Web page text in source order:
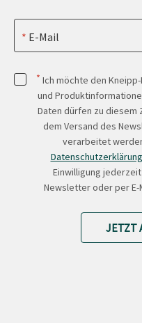
E-Mail
* Ich möchte den
und
Daten dürfen zu diesem
dem Versand des
verarbeitet
Datenschutzerklärung
Einwilligung
Newsletter oder per E-
JETZT